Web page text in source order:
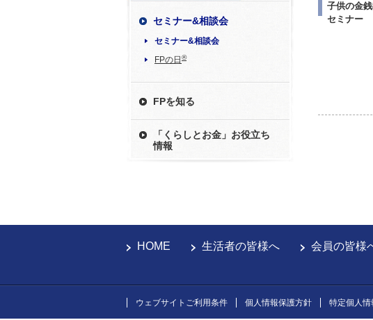
セミナー&相談会
セミナー&相談会
FPの日 ®
FPを知る
「くらしとお金」お役立ち
情報
子供の金
セミナー
HOME 生活者の皆様へ 会員の皆様
ウェブサイトご利用条件 個人情報保護方針 特定個人